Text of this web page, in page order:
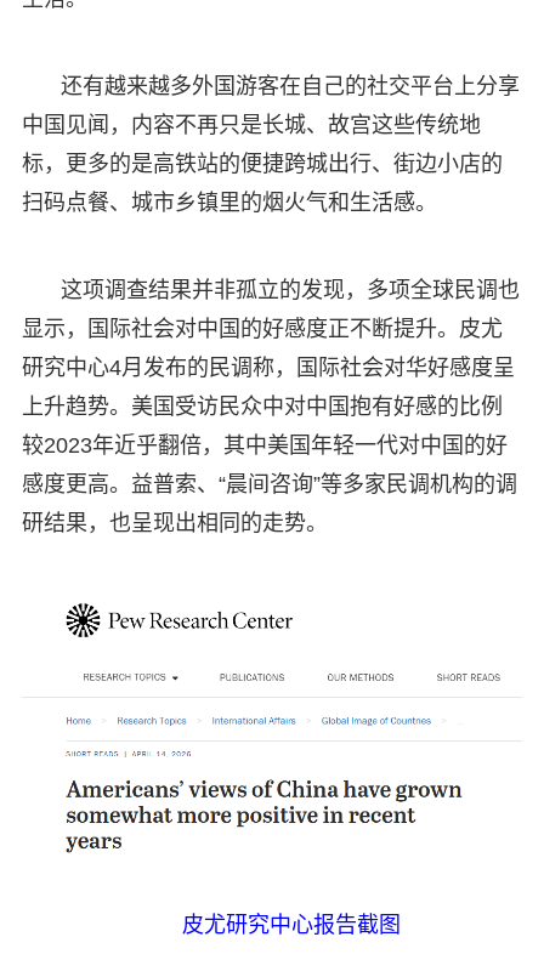
还有越来越多外国游客在自己的社交平台上分享
中国见闻，内容不再只是长城、故宫这些传统地
标，更多的是高铁站的便捷跨城出行、街边小店的
扫码点餐、城市乡镇里的烟火气和生活感。
这项调查结果并非孤立的发现，多项全球民调也
显示，国际社会对中国的好感度正不断提升。皮尤
研究中心4月发布的民调称，国际社会对华好感度呈
上升趋势。美国受访民众中对中国抱有好感的比例
较2023年近乎翻倍，其中美国年轻一代对中国的好
感度更高。益普索、“晨间咨询”等多家民调机构的调
研结果，也呈现出相同的走势。
皮尤研究中心报告截图